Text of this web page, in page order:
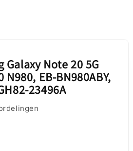
Galaxy Note 20 5G
N980, EB-BN980ABY,
23496A